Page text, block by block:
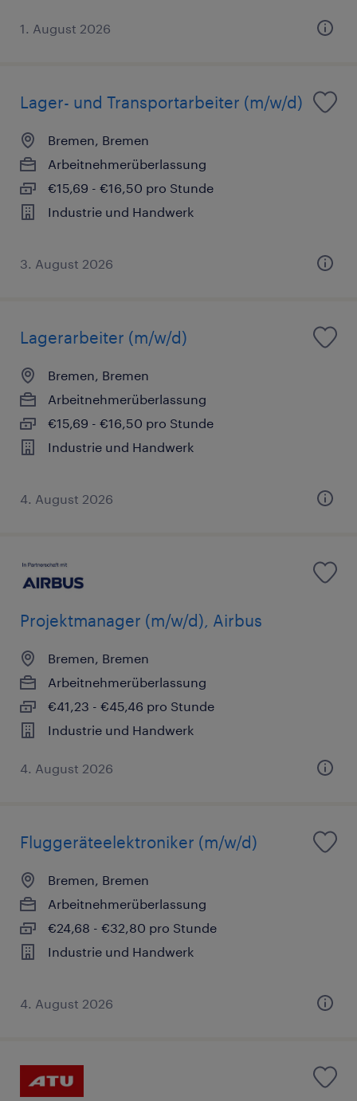
1. August 2026
Lager- und Transportarbeiter (m/w/d)
Bremen, Bremen
Arbeitnehmerüberlassung
€15,69 - €16,50 pro Stunde
Industrie und Handwerk
3. August 2026
Lagerarbeiter (m/w/d)
Bremen, Bremen
Arbeitnehmerüberlassung
€15,69 - €16,50 pro Stunde
Industrie und Handwerk
4. August 2026
Projektmanager (m/w/d), Airbus
Bremen, Bremen
Arbeitnehmerüberlassung
€41,23 - €45,46 pro Stunde
Industrie und Handwerk
4. August 2026
Fluggeräteelektroniker (m/w/d)
Bremen, Bremen
Arbeitnehmerüberlassung
€24,68 - €32,80 pro Stunde
Industrie und Handwerk
4. August 2026